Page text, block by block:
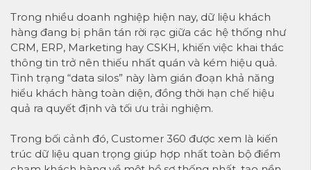
Trong nhiều doanh nghiệp hiện nay, dữ liệu khách
hàng đang bị phân tán rời rạc giữa các hệ thống như
CRM, ERP, Marketing hay CSKH, khiến việc khai thác
thông tin trở nên thiếu nhất quán và kém hiệu quả.
Tình trạng “data silos” này làm gián đoạn khả năng
hiểu khách hàng toàn diện, đồng thời hạn chế hiệu
quả ra quyết định và tối ưu trải nghiệm.
Trong bối cảnh đó, Customer 360 được xem là kiến
trúc dữ liệu quan trọng giúp hợp nhất toàn bộ điểm